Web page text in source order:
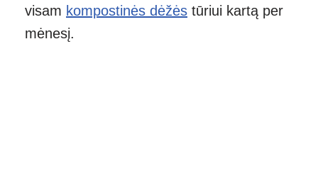
visam kompostinės dėžės tūriui kartą per
mėnesį.